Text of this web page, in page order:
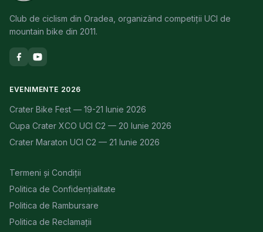
Club de ciclism din Oradea, organizând competiții UCI de
mountain bike din 2011.
EVENIMENTE 2026
Crater Bike Fest — 19-21 Iunie 2026
Cupa Crater XCO UCI C2 — 20 Iunie 2026
Crater Maraton UCI C2 — 21 Iunie 2026
Termeni și Condiții
Politica de Confidențialitate
Politica de Rambursare
Politica de Reclamații